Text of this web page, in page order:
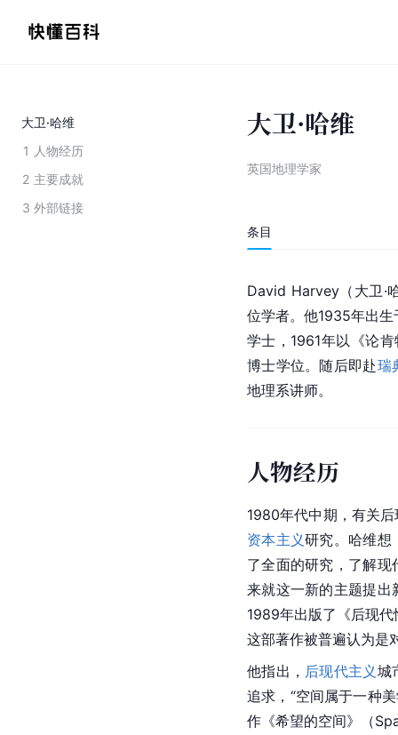
大卫·哈维
1 人物经历
2 主要成就
3 外部链接
大卫·哈维
英国地理学家
条目
David Harvey（大卫·
位学者。他1935年出生
学士，1961年以《论
博士学位。随后即赴瑞
地理系讲师。
人物经历
1980年代中期，有关
资本主义研究。哈维想
了全面的研究，了解现
来就这一新的主题提出
1989年出版了《后现
这部著作被普遍认为是
他指出， 后现代主义 城
追求，“空间属于一种
作《希望的空间》（